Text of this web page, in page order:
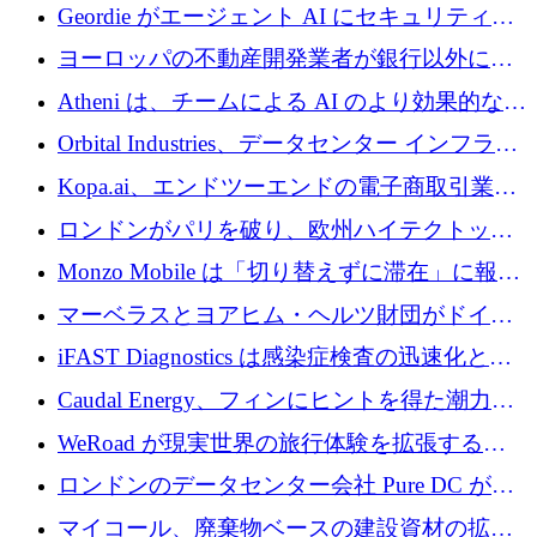
Geordie がエージェント AI にセキュリティと
ガバナンスをもたらすために 3,000 万ドルを
ヨーロッパの不動産開発業者が銀行以外にも
目を向けているため、InRentoの資金調達額は
1億ユーロを突破
Atheni は、チームによる AI のより効果的な使
用を支援するために 35 万ポンドを確保
Orbital Industries、データセンター インフラス
トラクチャ システムの拡張に 5,000 万ドルを
確保
Kopa.ai、エンドツーエンドの電子商取引業務
用の AI エージェントを構築するために 200
万ユーロを調達
ロンドンがパリを破り、欧州ハイテクトップ
の座を奪還
Monzo Mobile は「切り替えずに滞在」に報酬
を与える
マーベラスとヨアヒム・ヘルツ財団がドイツ
の商業化ギャップを埋めるために2,000万ユー
ロのディープテック基金を立ち上げる
iFAST Diagnostics は感染症検査の迅速化と抗
菌薬耐性への取り組みに 500 万ポンドを寄付
Caudal Energy、フィンにヒントを得た潮力発
電技術の規模拡大に向けて 430 万ポンドを調
WeRoad が現実世界の旅行体験を拡張するた
めに 5,800 万ドルを獲得
ロンドンのデータセンター会社 Pure DC が欧
州と中東の拡張に 27 億ドルを確保
マイコール、廃棄物ベースの建設資材の拡大